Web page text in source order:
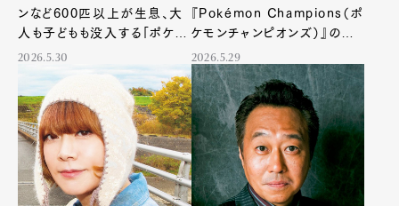
ンなど600匹以上が生息、大
人も子どもも没入する「ポケパ
ーク カントー」を特別公開
2026.5.30
『Pokémon Champions（ポ
ケモンチャンピオンズ）』の奥
深さ
2026.5.29